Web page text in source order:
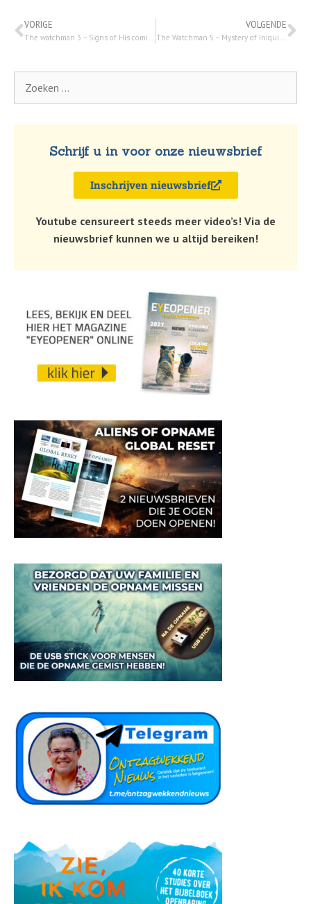
VORIGE
The watchman 3 – Signs of His coming: 11 sep. 2020
VOLGENDE
The Watchman 5 – Mystery of Iniquity: 23 sep. 2020
Schrijf u in voor onze nieuwsbrief
Inschrijven nieuwsbrief
Youtube censureert steeds meer video’s! Via de
nieuwsbrief kunnen we u altijd bereiken!